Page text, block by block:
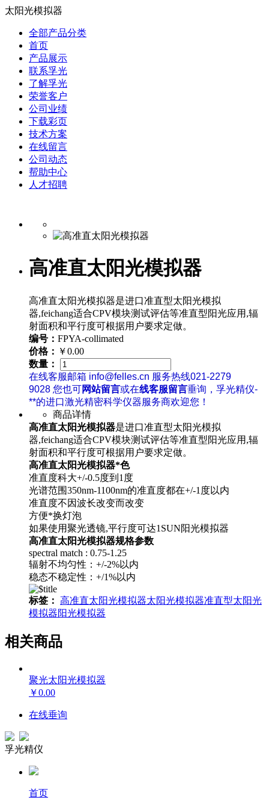
太阳光模拟器
全部产品分类
首页
产品展示
联系孚光
了解孚光
荣誉客户
公司业绩
下载彩页
技术方案
在线留言
公司动态
帮助中心
人才招聘
高准直太阳光模拟器
高准直太阳光模拟器是进口准直型太阳光模拟
器,feichang适合CPV模块测试评估等准直型阳光应用,辐
射面积和平行度可根据用户要求定做。
编号： FPYA-collimated
价格： ￥0.00
数量：
在线客服邮箱 info@felles.cn 服务热线021-2279
9028 您也可网站留言或在线客服留言垂询，孚光精仪-
**的进口激光精密科学仪器服务商欢迎您！
商品详情
高准直太阳光模拟器是进口准直型太阳光模拟
器,feichang适合CPV模块测试评估等准直型阳光应用,辐
射面积和平行度可根据用户要求定做。
高准直太阳光模拟器*色
准直度科大+/-0.5度到1度
光谱范围350nm-1100nm的准直度都在+/-1度以内
准直度不因波长改变而改变
方便*换灯泡
如果使用聚光透镜,平行度可达1SUN阳光模拟器
高准直太阳光模拟器规格参数
spectral match : 0.75-1.25
辐射不均匀性：+/-2%以内
稳态不稳定性：+/1%以内
标签： 高准直太阳光模拟器太阳光模拟器准直型太阳光
模拟器阳光模拟器
相关商品
聚光太阳光模拟器
￥0.00
在线垂询
孚光精仪
首页